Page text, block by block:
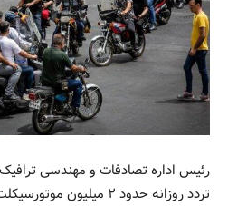
رئیس اداره تصادفات و مهندسی
تردد روزانه حدود ۲